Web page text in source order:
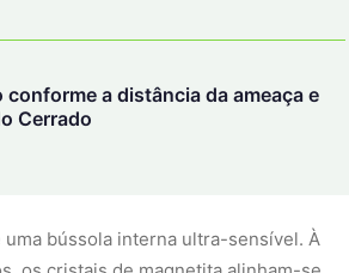
a distância da ameaça e
Cerrado
bússola interna ultra-sensível. À